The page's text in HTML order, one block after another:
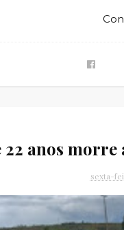
22 anos
sexta-